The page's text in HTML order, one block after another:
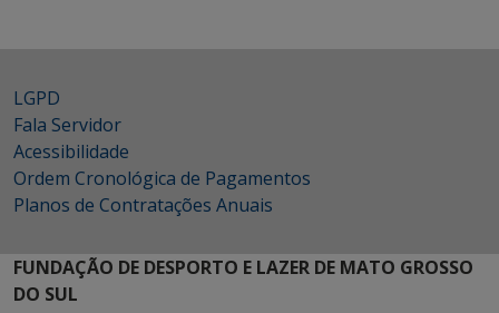
LGPD
Fala Servidor
Acessibilidade
Ordem Cronológica de Pagamentos
Planos de Contratações Anuais
FUNDAÇÃO DE DESPORTO E LAZER DE MATO GROSSO
DO SUL